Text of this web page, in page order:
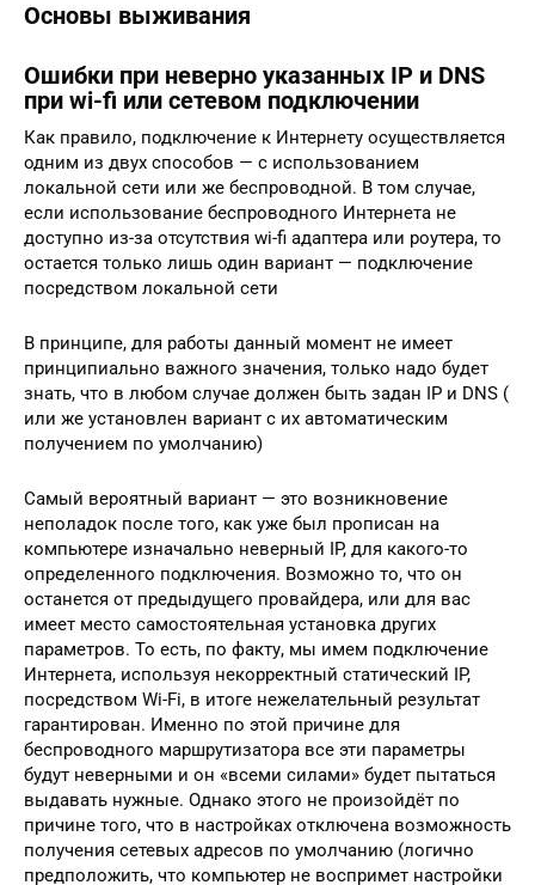
Основы выживания
Ошибки при неверно указанных IP и DNS
при wi-fi или сетевом подключении
Как правило, подключение к Интернету осуществляется
одним из двух способов — с использованием
локальной сети или же беспроводной. В том случае,
если использование беспроводного Интернета не
доступно из-за отсутствия wi-fi адаптера или роутера, то
остается только лишь один вариант — подключение
посредством локальной сети
В принципе, для работы данный момент не имеет
принципиально важного значения, только надо будет
знать, что в любом случае должен быть задан IP и DNS (
или же установлен вариант с их автоматическим
получением по умолчанию)
Самый вероятный вариант — это возникновение
неполадок после того, как уже был прописан на
компьютере изначально неверный IP, для какого-то
определенного подключения. Возможно то, что он
останется от предыдущего провайдера, или для вас
имеет место самостоятельная установка других
параметров. То есть, по факту, мы имем подключение
Интернета, используя некорректный статический IP,
посредством Wi-Fi, в итоге нежелательный результат
гарантирован. Именно по этой причине для
беспроводного маршрутизатора все эти параметры
будут неверными и он «всеми силами» будет пытаться
выдавать нужные. Однако этого не произойдёт по
причине того, что в настройках отключена возможность
получения сетевых адресов по умолчанию (логично
предположить, что компьютер не воспримет настройки